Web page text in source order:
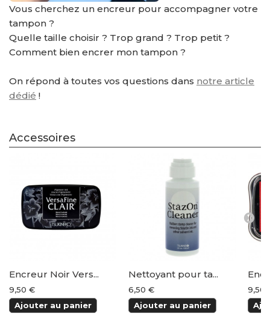
Vous cherchez un encreur pour accompagner votre
tampon ?
Quelle taille choisir ? Trop grand ? Trop petit ?
Comment bien encrer mon tampon ?
On répond à toutes vos questions dans notre article
dédié !
Accessoires
Encreur Noir Vers...
9,50 €
Ajouter au panier
Nettoyant pour ta...
6,50 €
Ajouter au panier
9,50